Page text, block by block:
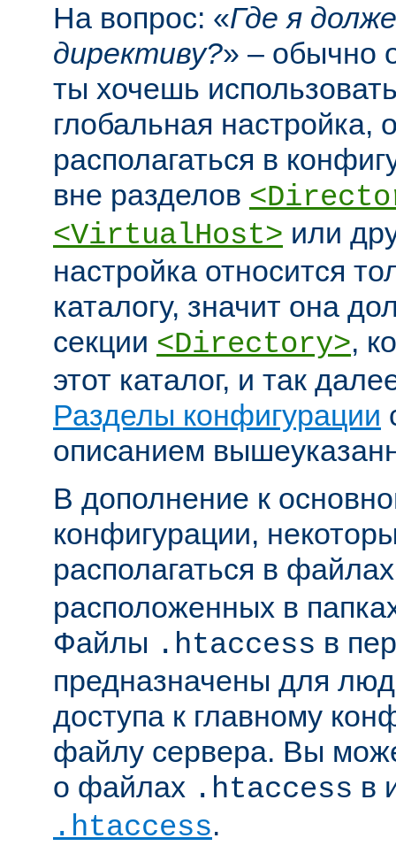
На вопрос: «Где я
директиву?» – обычно
ты хочешь
глобальная настройка,
располагаться в
вне разделов
<VirtualHost> или
настройка относится
каталогу, значит она
секции <Directory>,
этот каталог, и так
Разделы конфигурации
описанием
В дополнение к
конфигурации,
располагаться в
расположенных в
Файлы .htaccess в
предназначены для
доступа к главному
файлу сервера. Вы
о файлах .htaccess в
.htaccess.